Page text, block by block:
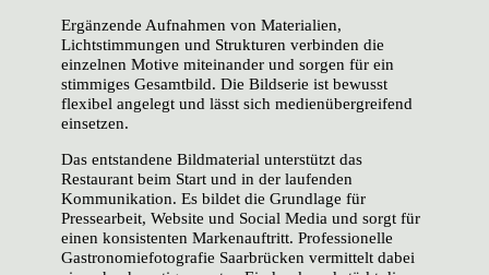
Ergänzende Aufnahmen von Materialien,
Lichtstimmungen und Strukturen verbinden die
einzelnen Motive miteinander und sorgen für ein
stimmiges Gesamtbild. Die Bildserie ist bewusst
flexibel angelegt und lässt sich medienübergreifend
einsetzen.
Das entstandene Bildmaterial unterstützt das
Restaurant beim Start und in der laufenden
Kommunikation. Es bildet die Grundlage für
Pressearbeit, Website und Social Media und sorgt für
einen konsistenten Markenauftritt. Professionelle
Gastronomiefotografie Saarbrücken vermittelt dabei